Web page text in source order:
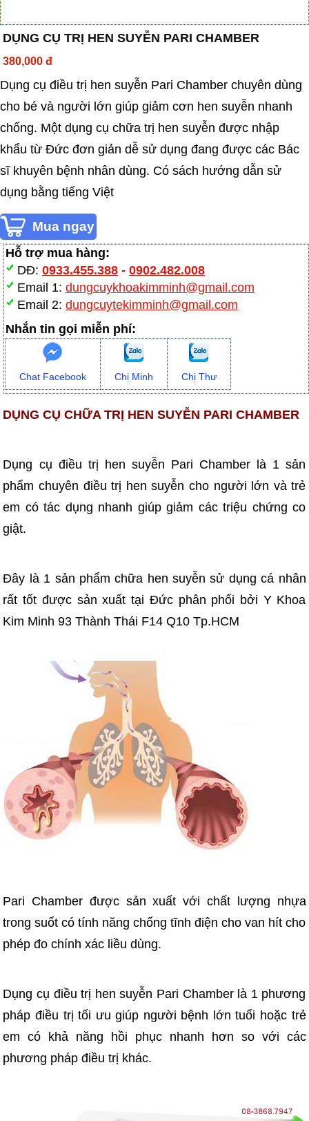
DỤNG CỤ TRỊ HEN SUYỄN PARI CHAMBER
380,000 đ
Dụng cụ điều trị hen suyễn Pari Chamber chuyên dùng
cho bé và người lớn giúp giảm cơn hen suyễn nhanh
chống. Một dụng cụ chữa trị hen suyễn được nhập
khẩu từ Đức đơn giản dễ sử dụng đang được các Bác
sĩ khuyên bệnh nhân dùng. Có sách hướng dẫn sử
dụng bằng tiếng Việt
Hỗ trợ mua hàng:
DĐ: 0933.455.388- 0902.482.008
Email 1: dungcuykhoakimminh@gmail.com
Email 2: dungcuytekimminh@gmail.com
Nhắn tin gọi miễn phí:
Chat Facebook Chị Minh Chị Thư
DỤNG CỤ CHỮA TRỊ HEN SUYỄN PARI CHAMBER
Dụng cụ điều trị hen suyễn Pari Chamber là 1 sản
phẩm chuyên điều trị hen suyễn cho người lớn và trẻ
em có tác dụng nhanh giúp giảm các triệu chứng co
giật.
Đây là 1 sản phẩm chữa hen suyễn sử dụng cá nhân
rất tốt được sản xuất tại Đức phân phối bởi Y Khoa
Kim Minh 93 Thành Thái F14 Q10 Tp.HCM
Pari Chamber được sản xuất với chất lượng nhựa
trong suốt có tính năng chống tĩnh điện cho van hít cho
phép đo chính xác liều dùng.
Dụng cụ điều trị hen suyễn Pari Chamber là 1 phương
pháp điều trị tối ưu giúp người bệnh lớn tuổi hoặc trẻ
em có khả năng hồi phục nhanh hơn so với các
phương pháp điều trị khác.